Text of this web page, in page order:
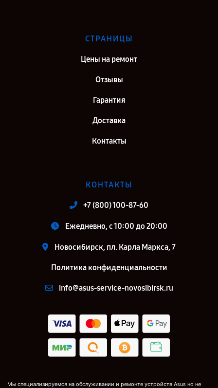
СТРАНИЦЫ
Цены на ремонт
Отзывы
Гарантия
Доставка
Контакты
КОНТАКТЫ
+7 (800) 100-87-60
Ежедневно, с 10:00 до 20:00
Новосибирск, пл. Карла Маркса, 7
Политика конфиденциальности
info@asus-service-novosibirsk.ru
Мы специализируемся на обслуживании и ремонте устройств Asus но не